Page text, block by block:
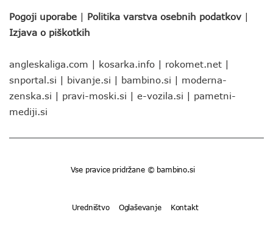
Pogoji uporabe | Politika varstva osebnih podatkov |
Izjava o piškotkih
angleskaliga.com | kosarka.info | rokomet.net |
snportal.si | bivanje.si | bambino.si | moderna-
zenska.si | pravi-moski.si | e-vozila.si | pametni-
mediji.si
Vse pravice pridržane © bambino.si
Uredništvo Oglaševanje Kontakt